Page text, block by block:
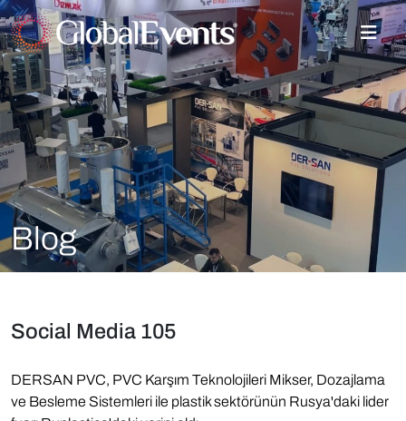
Blog
Social Media 105
DERSAN PVC, PVC Karşım Teknolojileri Mikser, Dozajlama
ve Besleme Sistemleri ile plastik sektörünün Rusya'daki lider